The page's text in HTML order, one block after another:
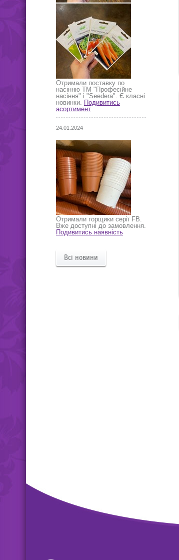
Отримали поставку по
насінню ТМ "Професійне
насіння" і "Seedera". Є класні
новинки. Подивитись
асортимент
24.01.2024
Отримали горщики серії FB.
Вже доступні до замовлення.
Подивитись наявність
Всі новини